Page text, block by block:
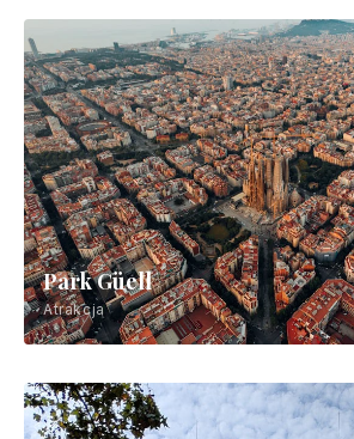
Park Güell
Atrakcja